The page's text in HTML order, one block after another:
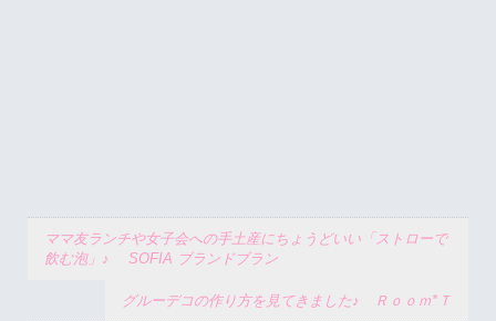
ママ友ランチや女子会への手土産にちょうどいい「ストローで
飲む泡」♪ SOFIA ブランドブラン
グルーデコの作り方を見てきました♪ Ｒｏｏｍ*Ｔ